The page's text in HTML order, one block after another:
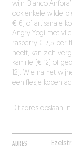
ADRES
wijn ‘Bianco
ook enkele wilde
€ 6) of artisanale
Angry Yogi met
rasberry € 3,5 per
heeft, kan zich
kamille (€ 12) of
12). Wie na het
een flesje kopen
Dit adres opslaan